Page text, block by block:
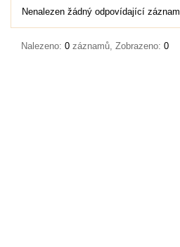
Nenalezen žádný odpovídající záznam
Nalezeno: 0 záznamů, Zobrazeno: 0